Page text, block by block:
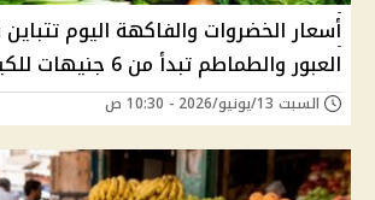
أسعار الخضروات والفاكهة اليوم
العبور والطماطم تبدأ من 6 جنيهات للكيلو
السبت 13/يونيو/2026 - 10:30 ص